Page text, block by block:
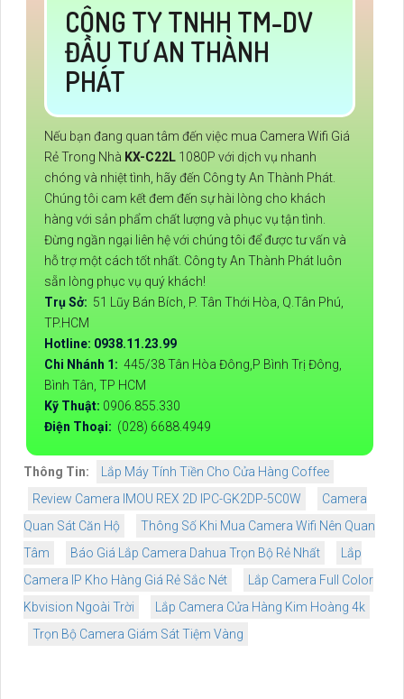
CÔNG TY TNHH TM-DV
ĐẦU TƯ AN THÀNH
PHÁT
Nếu bạn đang quan tâm đến việc mua Camera Wifi Giá
Rẻ Trong Nhà KX-C22L 1080P với dịch vụ nhanh
chóng và nhiệt tình, hãy đến Công ty An Thành Phát.
Chúng tôi cam kết đem đến sự hài lòng cho khách
hàng với sản phẩm chất lượng và phục vụ tận tình.
Đừng ngần ngại liên hệ với chúng tôi để được tư vấn và
hỗ trợ một cách tốt nhất. Công ty An Thành Phát luôn
sẵn lòng phục vụ quý khách!
Trụ Sở: 51 Lũy Bán Bích, P. Tân Thới Hòa, Q.Tân Phú,
TP.HCM
Hotline: 0938.11.23.99
Chi Nhánh 1: 445/38 Tân Hòa Đông,P Bình Trị Đông,
Bình Tân, TP HCM
Kỹ Thuật: 0906.855.330
Điện Thoại: (028) 6688.4949
Thông Tin:
Lắp Máy Tính Tiền Cho Cửa Hàng Coffee
Review Camera IMOU REX 2D IPC-GK2DP-5C0W
Camera
Quan Sát Căn Hộ
Thông Số Khi Mua Camera Wifi Nên Quan
Tâm
Báo Giá Lắp Camera Dahua Trọn Bộ Rẻ Nhất
Lắp
Camera IP Kho Hàng Giá Rẻ Sắc Nét
Lắp Camera Full Color
Kbvision Ngoài Trời
Lắp Camera Cửa Hàng Kim Hoàng 4k
Trọn Bộ Camera Giám Sát Tiệm Vàng